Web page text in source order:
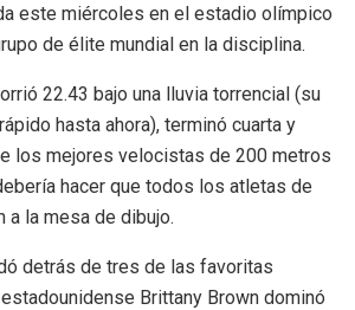
este miércoles en el estadio olímpico
de élite mundial en la disciplina.
22.43 bajo una lluvia torrencial (su
hasta ahora), terminó cuarta y
los mejores velocistas de 200 metros
hacer que todos los atletas de
a la mesa de dibujo.
detrás de tres de las favoritas
Brittany Brown dominó